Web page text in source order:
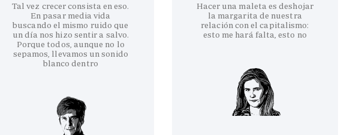
Tal vez crecer consista en eso.
En pasar media vida
buscando el mismo ruido que
un día nos hizo sentir a salvo.
Porque todos, aunque no lo
sepamos, llevamos un sonido
blanco dentro
Hacer una maleta es deshojar
la margarita de nuestra
relación con el capitalismo:
esto me hará falta, esto no